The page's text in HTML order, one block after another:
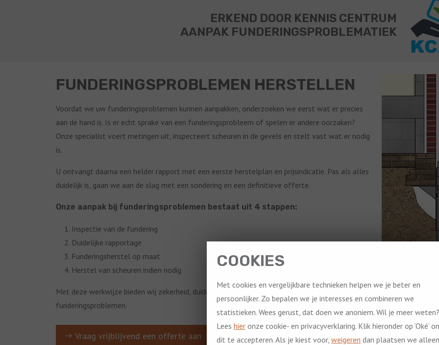
ERKEND DOOR KENNIS CENTRUM
AANPAK FUNDERINGSPROBLEMATIEK
FUNDERINGSPROBLEMEN HERSTELLEN
Voordat we uw funderingsproblemen kunnen aanpakken, onderzoeken we eerst wat er precies
aan de hand is. Is er echt sprake van een funderingsprobleem of spelen er andere oorzaken?
Onze specialist voert metingen uit, inspecteert scheuren in de gevels en stelt vast wat er nodig
is.
U ontvangt daarna een helder rapport met een eerste herstelplan en prijsindicatie. Pas als alles
duidelijk is, gaan we aan de slag met een sondering en een definitieve offerte.
Onze aanpak bij funderingsproblemen bestaat uit 4 stappen:
Inspectie van de fundering
Duidelijke rapportage
Funderingsherstel op maat
Herstel van scheuren indien nodig
Met deze werkwijze bieden wij zekerheid, duidelijkheid en een duurzame oplossing voor al uw
funderingsproblemen.
Vraag vrijblijvend een offerte aan Direct contact opnemen
COOKIES
Met cookies en vergelijkbare technieken helpen we je beter en
persoonlijker. Zo bepalen we je interesses en combineren we
statistieken. Wees gerust, dat doen we anoniem. Wil je meer weten?
Lees hier onze cookie- en privacyverklaring. Klik hieronder op ‘Oké’
dit te accepteren. Als je kiest voor, weigeren dan plaatsen we alleen